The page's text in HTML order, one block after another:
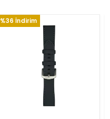
%36 İndirim